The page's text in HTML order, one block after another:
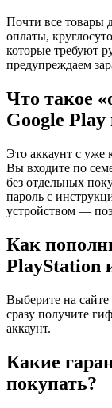
Почти все товары
оплаты,
которые требуют
предупреждаем
Что такое
Google Play
Это аккаунт с
Вы входите по
без отдельных
пароль с
устройством —
Как
PlayStation
Выберите на
сразу получите
аккаунт.
Какие
покупать?